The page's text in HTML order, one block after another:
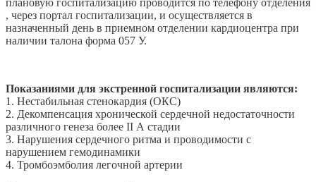
плановую госпитализацию проводится по телефону отделения
, через портал госпитализации, и осуществляется в
назначенный день в приемном отделении кардиоцентра при
наличии талона форма 057 У.
Показаниями для экстренной госпитализации являются:
1. Нестабильная стенокардия (ОКС)
2. Декомпенсация хронической сердечной недостаточности
различного генеза более II А стадии
3. Нарушения сердечного ритма и проводимости с
нарушением гемодинамики
4. Тромбоэмболия легочной артерии